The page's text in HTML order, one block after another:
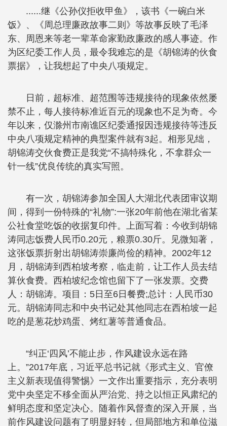
......继《公孙仪拒收甲鱼》，该书《一碗白米
饭》、《周总理廉政故事二则》等故事反映了毛泽
东、周恩来等老一辈革命家勤政廉政的感人事迹。作
为区纪委工作人员，最令我难忘的是《胡锦涛的伙食
票据》，让我想起了中央八项规定。
日前，超标准、超范围等违规接待的现象依然屡
禁不止，每人接待标准近百元的现象也不足为奇。今
年以来，仅滁州市南谯区纪委通报因违规接待等违反
中央八项规定精神的典型案件就有3起。相形见绌，
胡锦涛交伙食费正是我党“不搞特殊化，不拿群众一
针一线”优良传统的真实写照。
有一次，胡锦涛参加全国人大湖北代表团审议期
间，得到一份特殊的“礼物”:一张20年前他在湖北省某
公社食堂吃饭的收据复印件。上面写着：今收到胡锦
涛同志饭费人民币0.20元，粮票0.30斤。见微知著，
这张饭票折射出胡锦涛崇廉尚俭的精神。2002年12
月，胡锦涛到西柏坡考察，临走前，让工作人员去结
算伙食费。西柏坡纪念馆也留下了一张发票。交费
人：胡锦涛。项目：5日至6日餐费;总计：人民币30
元。胡锦涛同志和中央书记处其他同志在西柏坡一起
吃的是葱花炒鸡蛋、烤红薯等普通食品。
“纠正‘四风’不能止步，作风建设永远在路
上。”2017年底，习近平总书记就《形式主义、官僚
主义新表现值得警惕》一文作出重要指示，充分表明
党中央坚定不移全面从严治党、持之以恒正风肃纪的
鲜明态度和坚定决心。随着作风督查的深入开展，当
前作风建设问题有了明显好转，但局部地方和单位滋